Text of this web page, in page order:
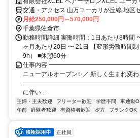
交通・アクセス 山万ユーカリが丘線 地区
月給250,000円～570,000円
千葉県佐倉市
勤務時間詳細 実働時間：1日あたり8時間
ヶ月あたり20日 〜 21日 【変形労働時間
9h） ■休憩60分
仕事内容
ニューアルオープン✨／ 新しく生まれ変
━━━━━━━━━━━━━━━━━━━━ 8月
に伴い...
主婦・主夫歓迎 フリーター歓迎 学歴不問 車通勤
午前
経験者歓迎 有資格者歓迎 夕方 ブランクOK
正社員